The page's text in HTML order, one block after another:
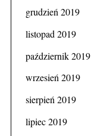
grudzień 2019
listopad 2019
październik 2019
wrzesień 2019
sierpień 2019
lipiec 2019